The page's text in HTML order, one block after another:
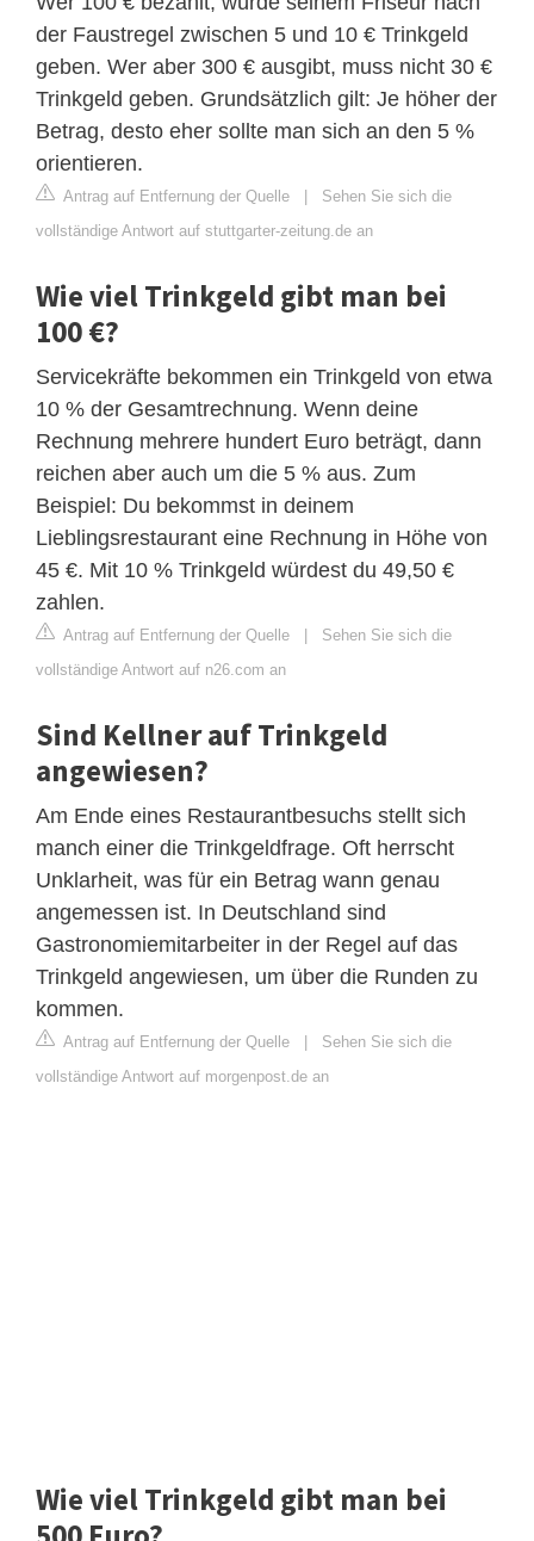
der Faustregel zwischen 5 und 10 € Trinkgeld
geben. Wer aber 300 € ausgibt, muss nicht 30 €
Trinkgeld geben. Grundsätzlich gilt: Je höher der
Betrag, desto eher sollte man sich an den 5 %
orientieren.
Antrag auf Entfernung der Quelle | Sehen Sie sich die
vollständige Antwort auf stuttgarter-zeitung.de an
Wie viel Trinkgeld gibt man bei
100 €?
Servicekräfte bekommen ein Trinkgeld von etwa
10 % der Gesamtrechnung. Wenn deine
Rechnung mehrere hundert Euro beträgt, dann
reichen aber auch um die 5 % aus. Zum
Beispiel: Du bekommst in deinem
Lieblingsrestaurant eine Rechnung in Höhe von
45 €. Mit 10 % Trinkgeld würdest du 49,50 €
zahlen.
Antrag auf Entfernung der Quelle | Sehen Sie sich die
vollständige Antwort auf n26.com an
Sind Kellner auf Trinkgeld
angewiesen?
Am Ende eines Restaurantbesuchs stellt sich
manch einer die Trinkgeldfrage. Oft herrscht
Unklarheit, was für ein Betrag wann genau
angemessen ist. In Deutschland sind
Gastronomiemitarbeiter in der Regel auf das
Trinkgeld angewiesen, um über die Runden zu
kommen.
Antrag auf Entfernung der Quelle | Sehen Sie sich die
vollständige Antwort auf morgenpost.de an
Wie viel Trinkgeld gibt man bei